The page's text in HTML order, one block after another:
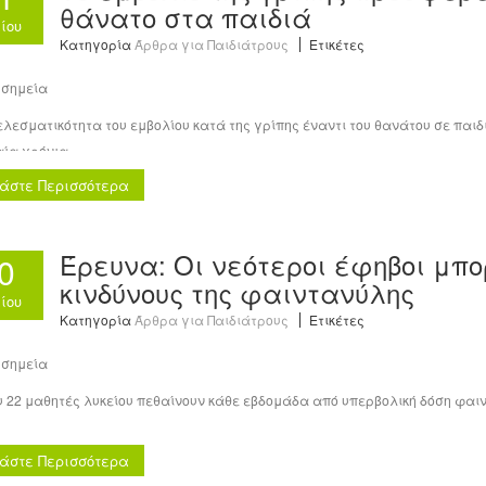
θάνατο στα παιδιά
ΚατηγορίαΆρθρα για Παιδιάτρους Ετικέτες
του εμβολίου κατά της γρίπης έναντι του θανάτου σε
χρόνια.
του εμβολίου κατά του θανάτου ήταν 77% μεταξύ των
έρχονται σε ένα πλαίσιο μειωμένης συμμετοχής στο εμβόλιο της
κατά της γρίπης μείωσε τον κίνδυνο θανάτου από γρίπη μεταξύ
του 2025, ανέφερε ο Brendan Flannery, PhD, του CDC στην Ατλάντα, και οι
Περισσότερα
Έρευνα: Οι νεότεροι έφηβοι
κινδύνους της φαιντανύλης
ΚατηγορίαΆρθρα για Παιδιάτρους Ετικέτες
22 μαθητές λυκείου πεθαίνουν κάθε εβδομάδα από υπερβολική δόση
στην πειραματική χρήση φαιντανύλης.
Περισσότερα